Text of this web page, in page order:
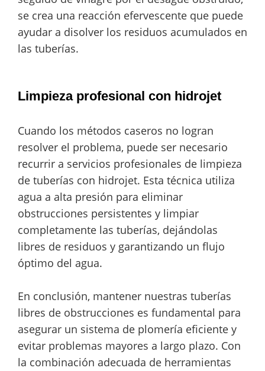
se crea una reacción efervescente que puede
ayudar a disolver los residuos acumulados en
las tuberías.
Limpieza profesional con hidrojet
Cuando los métodos caseros no logran
resolver el problema, puede ser necesario
recurrir a servicios profesionales de limpieza
de tuberías con hidrojet. Esta técnica utiliza
agua a alta presión para eliminar
obstrucciones persistentes y limpiar
completamente las tuberías, dejándolas
libres de residuos y garantizando un flujo
óptimo del agua.
En conclusión, mantener nuestras tuberías
libres de obstrucciones es fundamental para
asegurar un sistema de plomería eficiente y
evitar problemas mayores a largo plazo. Con
la combinación adecuada de herramientas